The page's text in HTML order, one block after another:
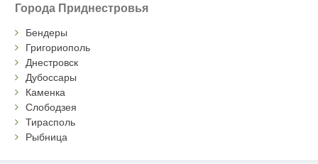
Города Приднестровья
Бендеры
Григориополь
Днестровск
Дубоссары
Каменка
Слободзея
Тирасполь
Рыбница